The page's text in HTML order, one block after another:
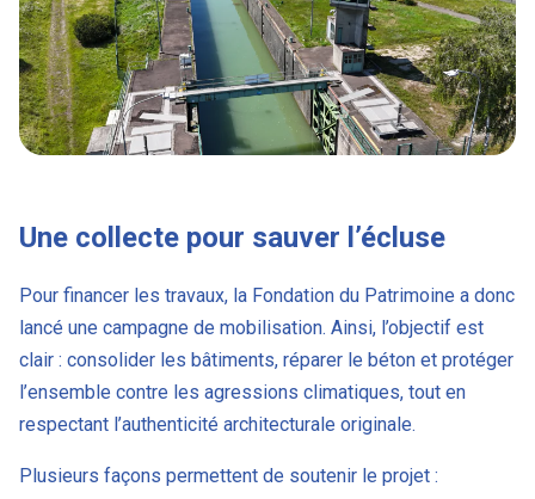
Une collecte pour sauver l’écluse
Pour financer les travaux, la Fondation du Patrimoine a donc
lancé une campagne de mobilisation. Ainsi, l’objectif est
clair : consolider les bâtiments, réparer le béton et protéger
l’ensemble contre les agressions climatiques, tout en
respectant l’authenticité architecturale originale.
Plusieurs façons permettent de soutenir le projet :